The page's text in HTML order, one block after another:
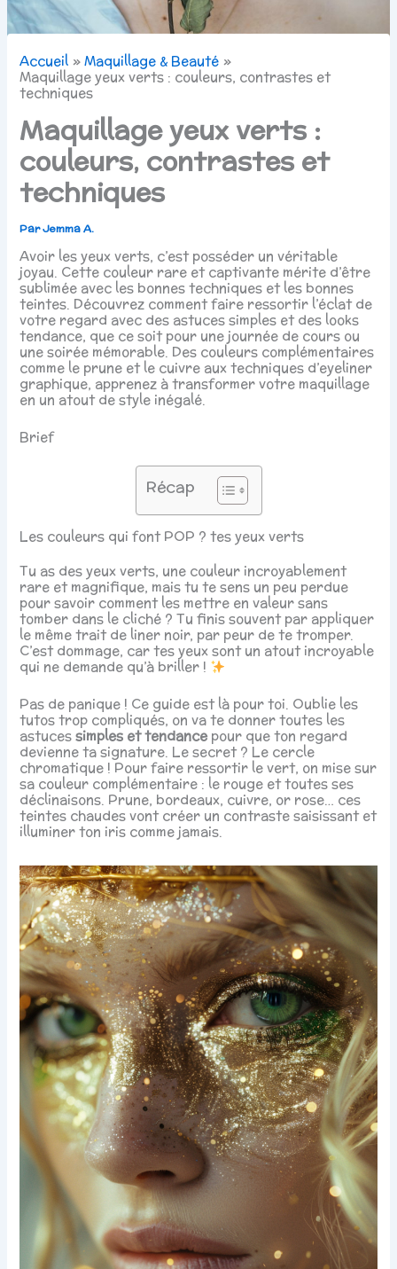
Accueil
Maquillage & Beauté
Maquillage yeux verts : couleurs, contrastes et
techniques
Maquillage yeux verts :
couleurs, contrastes et
techniques
ParJemma A.
Avoir les yeux verts, c’est posséder un véritable
joyau. Cette couleur rare et captivante mérite d’être
sublimée avec les bonnes techniques et les bonnes
teintes. Découvrez comment faire ressortir l’éclat de
votre regard avec des astuces simples et des looks
tendance, que ce soit pour une journée de cours ou
une soirée mémorable. Des couleurs complémentaires
comme le prune et le cuivre aux techniques d’eyeliner
graphique, apprenez à transformer votre maquillage
en un atout de style inégalé.
Brief
Récap
Les couleurs qui font POP ? tes yeux verts
Tu as des yeux verts, une couleur incroyablement
rare et magnifique, mais tu te sens un peu perdue
pour savoir comment les mettre en valeur sans
tomber dans le cliché ? Tu finis souvent par appliquer
le même trait de liner noir, par peur de te tromper.
C’est dommage, car tes yeux sont un atout incroyable
qui ne demande qu’à briller !
Pas de panique ! Ce guide est là pour toi. Oublie les
tutos trop compliqués, on va te donner toutes les
astucessimples et tendancepour que ton regard
devienne ta signature. Le secret ? Le cercle
chromatique ! Pour faire ressortir le vert, on mise sur
sa couleur complémentaire : le rouge et toutes ses
déclinaisons. Prune, bordeaux, cuivre, or rose… ces
teintes chaudes vont créer un contraste saisissant et
illuminer ton iris comme jamais.